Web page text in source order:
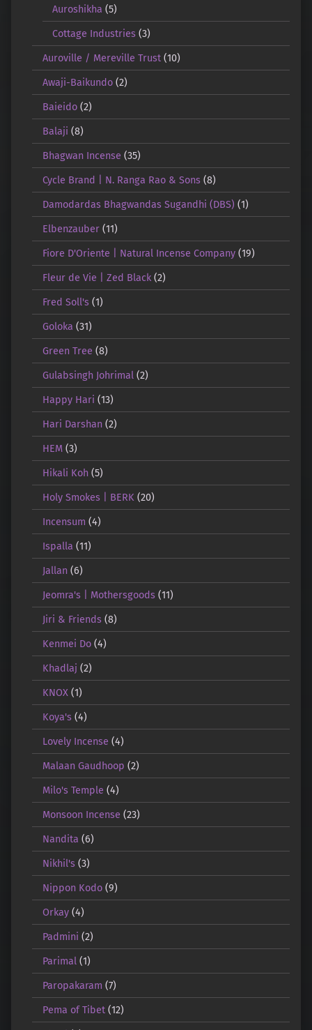
Auroshikha (5)
Cottage Industries (3)
Auroville / Mereville Trust(10)
Awaji-Baikundo(2)
Baieido(2)
Balaji (8)
Bhagwan Incense (35)
Cycle Brand | N. Ranga Rao & Sons(8)
Damodardas Bhagwandas Sugandhi (DBS) (1)
Elbenzauber(11)
Fiore D'Oriente | Natural Incense Company(19)
Fleur de Vie | Zed Black(2)
Fred Soll's(1)
Goloka (31)
Green Tree (8)
Gulabsingh Johrimal(2)
Happy Hari (13)
Hari Darshan(2)
HEM(3)
Hikali Koh(5)
Holy Smokes | BERK(20)
Incensum (4)
Ispalla (11)
Jallan(6)
Jeomra's | Mothersgoods(11)
Jiri & Friends(8)
Kenmei Do(4)
Khadlaj (2)
KNOX(1)
Koya's(4)
Lovely Incense (4)
Malaan Gaudhoop (2)
Milo's Temple (4)
Monsoon Incense (23)
Nandita (6)
Nikhil's(3)
Nippon Kodo(9)
Orkay(4)
Padmini (2)
Parimal(1)
Paropakaram (7)
Pema of Tibet(12)